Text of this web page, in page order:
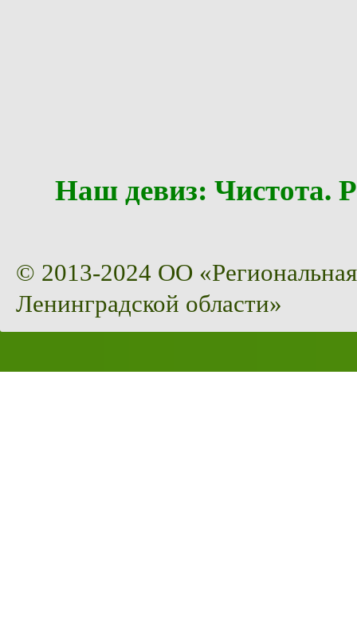
Наш девиз:
© 2013-2024 ОО
Ленинградской области»